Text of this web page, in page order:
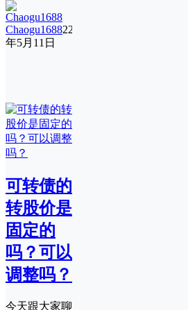
Chaogu168822
年5月11日
可转债的
转股价是
固定的
吗？可以
调整吗？
今天跟大家聊